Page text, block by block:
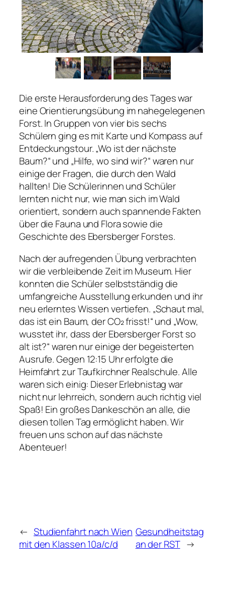
Die erste Herausforderung des Tages war
eine Orientierungsübung im nahegelegenen
Forst. In Gruppen von vier bis sechs
Schülern ging es mit Karte und Kompass auf
Entdeckungstour. „Wo ist der nächste
Baum?“ und „Hilfe, wo sind wir?“ waren nur
einige der Fragen, die durch den Wald
hallten! Die Schülerinnen und Schüler
lernten nicht nur, wie man sich im Wald
orientiert, sondern auch spannende Fakten
über die Fauna und Flora sowie die
Geschichte des Ebersberger Forstes.
Nach der aufregenden Übung verbrachten
wir die verbleibende Zeit im Museum. Hier
konnten die Schüler selbstständig die
umfangreiche Ausstellung erkunden und ihr
neu erlerntes Wissen vertiefen. „Schaut mal,
das ist ein Baum, der CO₂ frisst!“ und „Wow,
wusstet ihr, dass der Ebersberger Forst so
alt ist?“ waren nur einige der begeisterten
Ausrufe. Gegen 12:15 Uhr erfolgte die
Heimfahrt zur Taufkirchner Realschule. Alle
waren sich einig: Dieser Erlebnistag war
nicht nur lehrreich, sondern auch richtig viel
Spaß! Ein großes Dankeschön an alle, die
diesen tollen Tag ermöglicht haben. Wir
freuen uns schon auf das nächste
Abenteuer!
← Studienfahrt nach Wien
mit den Klassen 10a/c/d
Gesundheitstag
an der RST →